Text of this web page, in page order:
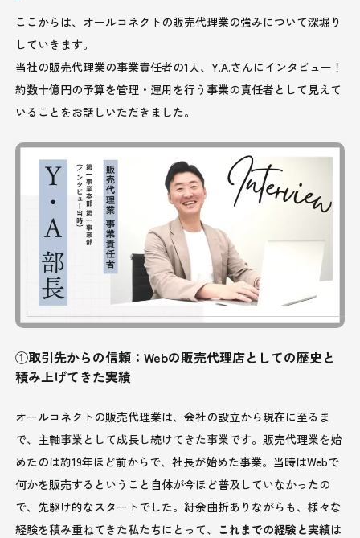
ここからは、オールコネクトの販売代理業の強みについて深堀り
していきます。
当社の販売代理業の事業責任者の1人、Y.A.さんにインタビュー！
約数十億円の予算を管理・運用を行う事業の責任者として見えて
いることをお話しいただきました。
①取引先からの信頼：Webの販売代理店としての歴史と
積み上げてきた実績
オールコネクトの販売代理業は、会社の設立から現在に至るま
で、主軸事業として成長し続けてきた事業です。販売代理業を始
めたのは約19年ほど前からで、社長が始めた事業。当時はWebで
何かを販売するということ自体が今ほど普及していなかったの
で、先駆け的なスタートでした。紆余曲折ありながらも、様々な
経験を積み重ねてきた私たちにとって、 これまでの経験と実績は